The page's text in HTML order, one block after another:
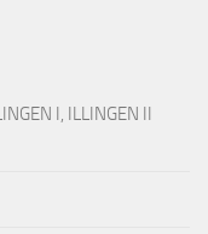
I, ILLINGEN II